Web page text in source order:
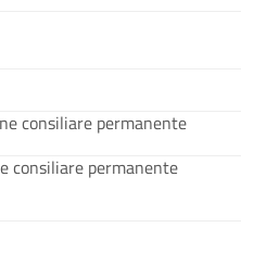
consiliare permanente
consiliare permanente